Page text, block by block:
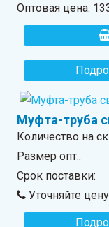
Оптовая цена:
Муфта-труба
Количество на
Размер опт.:
Срок поставки:
Уточняйте